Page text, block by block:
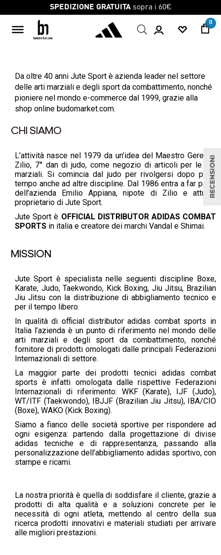
0
Da oltre 40 anni Jute Sport è azienda leader nel settore
delle arti marziali e degli sport da combattimento, nonché
pioniere nel mondo e-commerce dal 1999, grazie alla
shop online budomarket.com.
CHI SIAMO
L’attività nasce nel 1979 da un’idea del Maestro Geremia
Zilio, 7° dan di judo, come negozio di articoli per le arti
marziali. Si comincia dal judo per rivolgersi dopo poco
tempo anche ad altre discipline. Dal 1986 entra a far parte
dell’azienda Emilio Appiana, nipote di Zilio e attuale
proprietario di Jute Sport.
Jute Sport è OFFICIAL DISTRIBUTOR ADIDAS COMBAT
SPORTS in italia e creatore dei marchi Vandal e Shimai.
MISSION
Jute Sport è specialista nelle seguenti discipline Boxe,
Karate, Judo, Taekwondo, Kick Boxing, Jiu Jitsu, Brazilian
Jiu Jitsu con la distribuzione di abbigliamento tecnico e
per il tempo libero.
In qualità di official distributor adidas combat sports in
Italia l’azienda è un punto di riferimento nel mondo delle
arti marziali e degli sport da combattimento, nonché
fornitore di prodotti omologati dalle principali Federazioni
Internazionali di settore.
La maggior parte dei prodotti tecnici adidas combat
sports è infatti omologata dalle rispettive Federazioni
Internazionali di riferimento: WKF (Karate), IJF (Judo),
WT/ITF (Taekwondo), IBJJF (Brazilian Jiu Jitsu), IBA/CIO
(Boxe), WAKO (Kick Boxing).
Siamo a fianco delle società sportive per rispondere ad
ogni esigenza: partendo dalla progettazione di divise
adidas tecniche e di rappresentanza, passando alla
personalizzazione dell’abbigliamento adidas sportivo, con
stampe e ricami.
La nostra priorità è quella di soddisfare il cliente, grazie a
prodotti di alta qualità e a soluzioni concrete per le
necessità di ogni atleta, mettendo al centro della sua
ricerca prodotti innovativi e materiali studiati per arrivare
alle migliori prestazioni.
SPEDIZIONE GRATUITAsopra i 60€